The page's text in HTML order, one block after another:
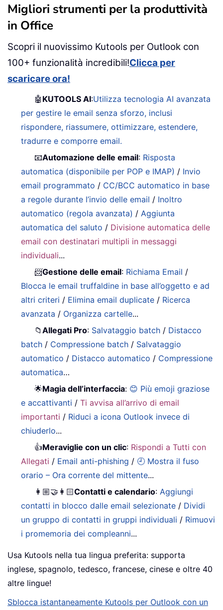
Migliori strumenti per la produttività
in Office
Scopri il nuovissimo Kutools per Outlook con
100+ funzionalità incredibili!Clicca per
scaricare ora!
🤖 KUTOOLS AI:Utilizza tecnologia AI avanzata
per gestire le email senza sforzo, inclusi
rispondere, riassumere, ottimizzare, estendere,
tradurre e comporre email.
📧Automazione delle email: Risposta
automatica (disponibile per POP e IMAP) / Invio
email programmato / CC/BCC automatico in base
a regole durante l’invio delle email / Inoltro
automatico (regola avanzata) / Aggiunta
automatica del saluto / Divisione automatica delle
email con destinatari multipli in messaggi
individuali...
📨Gestione delle email: Richiama Email /
Blocca le email truffaldine in base all’oggetto e ad
altri criteri / Elimina email duplicate / Ricerca
avanzata / Organizza cartelle...
📁Allegati Pro: Salvataggio batch / Distacco
batch / Compressione batch / Salvataggio
automatico / Distacco automatico / Compressione
automatica…
🌟Magia dell’interfaccia: 😊 Più emoji graziose
e accattivanti /Ti avvisa all’arrivo di email
importanti / Riduci a icona Outlook invece di
chiuderlo...
👍Meraviglie con un clic: Rispondi a Tutti con
Allegati / Email anti-phishing / 🕘 Mostra il fuso
orario – Ora corrente del mittente...
👩🏼‍🤝‍👩🏻Contatti e calendario: Aggiungi
contatti in blocco dalle email selezionate / Dividi
un gruppo di contatti in gruppi individuali / Rimuovi
i promemoria dei compleanni...
Usa Kutools nella tua lingua preferita: supporta
inglese, spagnolo, tedesco, francese, cinese e oltre 40
altre lingue!
Sblocca istantaneamente Kutools per Outlook con un